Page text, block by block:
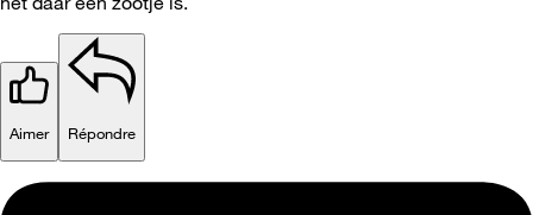
Aimer Répondre